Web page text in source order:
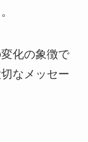
化の象徴で
なメッセー